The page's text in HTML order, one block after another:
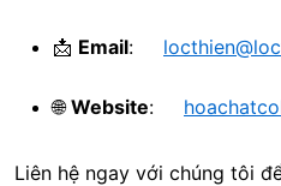
📩 Email:
🌐Website:
Liên hệ ngay với chúng tôi